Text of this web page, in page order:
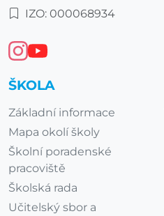
IZO: 000068934
ŠKOLA
Základní informace
Mapa okolí školy
Školní poradenské
pracoviště
Školská rada
Učitelský sbor a